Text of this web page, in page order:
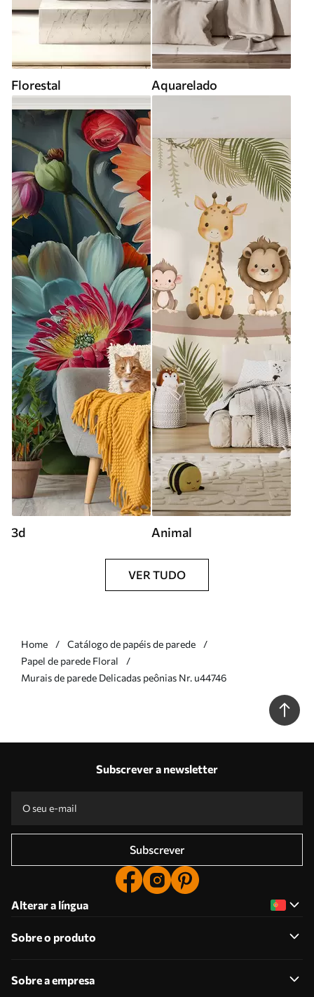
Florestal Aquarelado
3d Animal
VER TUDO
Home
Catálogo de papéis de parede
Papel de parede Floral
Murais de parede Delicadas peônias Nr. u44746
Subscrever a newsletter
Subscrever
Alterar a língua
Sobre o produto
Sobre a empresa